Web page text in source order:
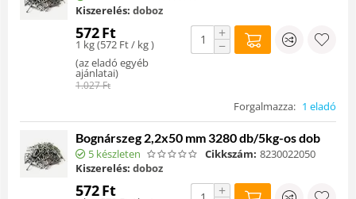
Kiszerelés: doboz
572Ft
1 kg (572 Ft/ kg )
(az eladó egyéb
ajánlatai)
1.027Ft
+
−
Forgalmazza: 1 eladó
Bognárszeg 2,2x50 mm 3280 db/5kg-os dob
5 készleten Cikkszám: 8230022050
Kiszerelés: doboz
572Ft +